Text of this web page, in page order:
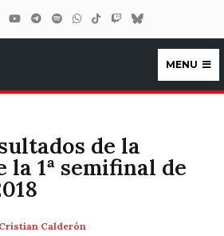
MENU
de la
la 1ª semifinal de
Cristian Calderón